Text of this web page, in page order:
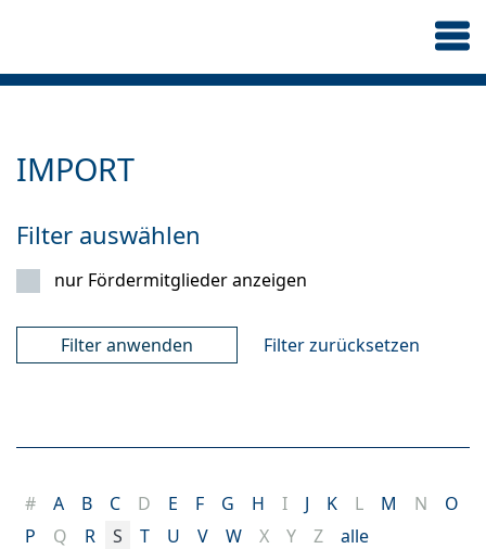
IMPORT
Filter auswählen
nur Fördermitglieder anzeigen
Filter zurücksetzen
# A B C D E F G H I J K L M N
O
P
Q R S T U V W X Y Z
alle